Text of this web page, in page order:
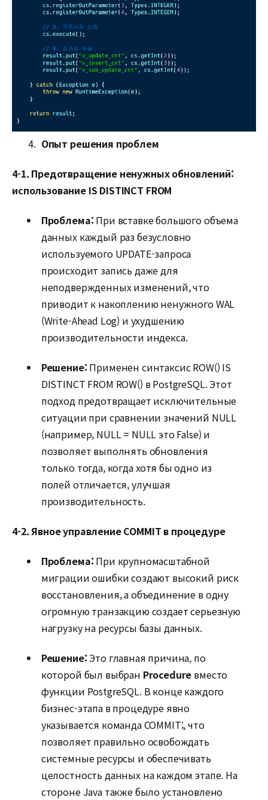
Опыт решения проблем
4-1. Предотвращение ненужных обновлений:
использование IS DISTINCT FROM
Проблема: При вставке большого объема
данных каждый раз безусловно
используемого UPDATE-запроса
происходит запись даже для
неподвержденных изменений, что
приводит к накоплению ненужного WAL
(Write-Ahead Log) и ухудшению
производительности индекса.
Решение: Применен синтаксис ROW() IS
DISTINCT FROM ROW() в PostgreSQL. Этот
подход предотвращает исключительные
ситуации при сравнении значений NULL
(например, NULL = NULL это False) и
позволяет выполнять обновления
только тогда, когда хотя бы одно из
полей отличается, улучшая
производительность.
4-2. Явное управление COMMIT в процедуре
Проблема: При крупномасштабной
миграции ошибки создают высокий риск
восстановления, а объединение в одну
огромную транзакцию создает серьезную
нагрузку на ресурсы базы данных.
Решение:Это главная причина, по
которой был выбран Procedure вместо
функции PostgreSQL. В конце каждого
бизнес-этапа в процедуре явно
указывается команда COMMIT;, что
позволяет правильно освобождать
системные ресурсы и обеспечивать
целостность данных на каждом этапе. На
стороне Java также было установлено